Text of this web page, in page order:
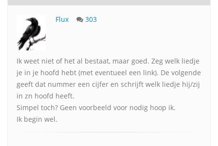
Flux 303
Ik weet niet of het al bestaat, maar goed. Zeg welk liedje
je in je hoofd hebt (met eventueel een link). De volgende
geeft dat nummer een cijfer en schrijft welk liedje hij/zij
in zn hoofd heeft.
Simpel toch? Geen voorbeeld voor nodig hoop ik.
Ik begin wel.